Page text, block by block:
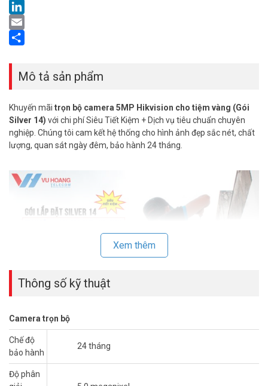
LinkedIn
Email
Mô tả sản phẩm
Khuyến mãi trọn bộ camera 5MP Hikvision cho tiệm vàng (Gói
Silver 14) với chi phí Siêu Tiết Kiệm + Dịch vụ tiêu chuẩn chuyên
nghiệp. Chúng tôi cam kết hệ thống cho hình ảnh đẹp sắc nét, chất
lượng, quan sát ngày đêm, bảo hành 24 tháng.
I. THÔNG TIN TRỌN BỘ CAMERA 5MP
HIKVISION CHO TIỆM VÀNG – VĂN
PHÒNG
– 1 Camera thân HKC-16H8T-I2L3 hoặc bán cầu HKC-56H8T-I2L3M
Xem thêm
Thông số kỹ thuật
Camera trọn bộ
Chế độ
bảo hành
24 tháng
Độ phân